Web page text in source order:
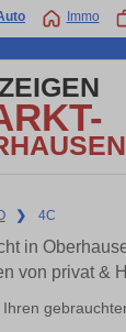
Immo
❯ 4C
in
von privat &